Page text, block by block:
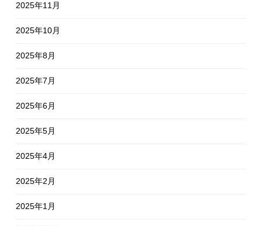
2025年11月
2025年10月
2025年8月
2025年7月
2025年6月
2025年5月
2025年4月
2025年2月
2025年1月